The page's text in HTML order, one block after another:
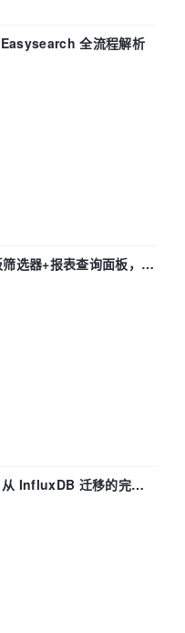
全流程解析
选器+报表查询面板，参
InfluxDB 迁移的完整